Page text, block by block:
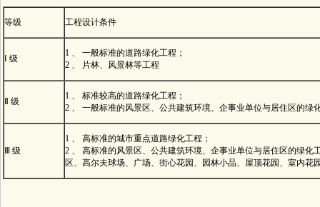
等级 工程设计条件
Ⅰ 级
1 、 一般标准的道路绿化工程；
2 、 片林、风景林等工程
Ⅱ 级
1 、 标准较高的道路绿化工程；
2 、 一般标准的风景区、公共建筑环境、企事业单位与居住区的绿
Ⅲ 级
1 、 高标准的城市重点道路绿化工程；
2 、 高标准的风景区、公共建筑环境、企事业单位与居住区的绿化
区、高尔夫球场、广场、街心花园、园林小品、屋顶花园、室内花